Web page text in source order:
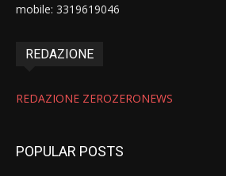
mobile: 3319619046
REDAZIONE
REDAZIONE ZEROZERONEWS
POPULAR POSTS